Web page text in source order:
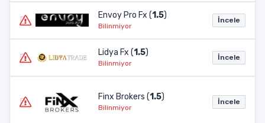
Envoy Pro Fx (1.5)
Bilinmiyor
İncele
Lidya Fx (1.5)
Bilinmiyor
İncele
Finx Brokers (1.5)
Bilinmiyor
İncele